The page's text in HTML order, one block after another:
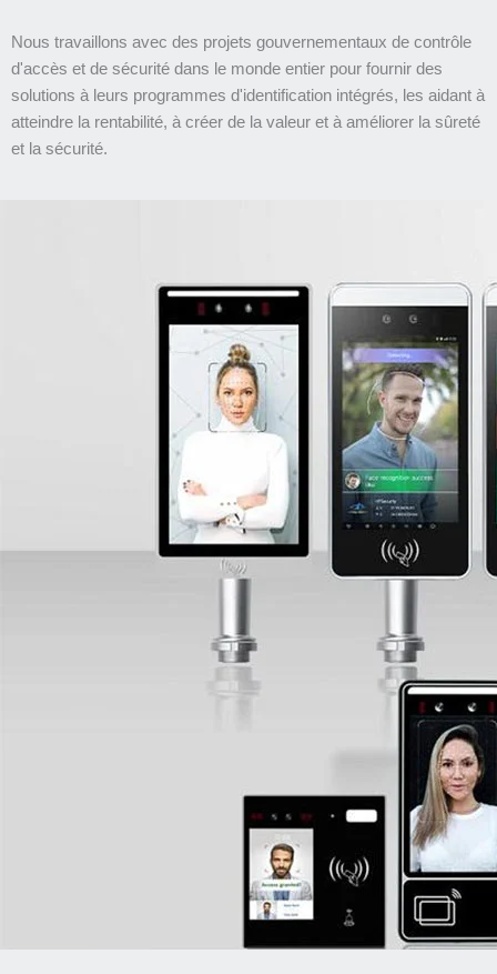
Nous travaillons avec des projets gouvernementaux de contrôle
d'accès et de sécurité dans le monde entier pour fournir des
solutions à leurs programmes d'identification intégrés, les aidant à
atteindre la rentabilité, à créer de la valeur et à améliorer la sûreté
et la sécurité.